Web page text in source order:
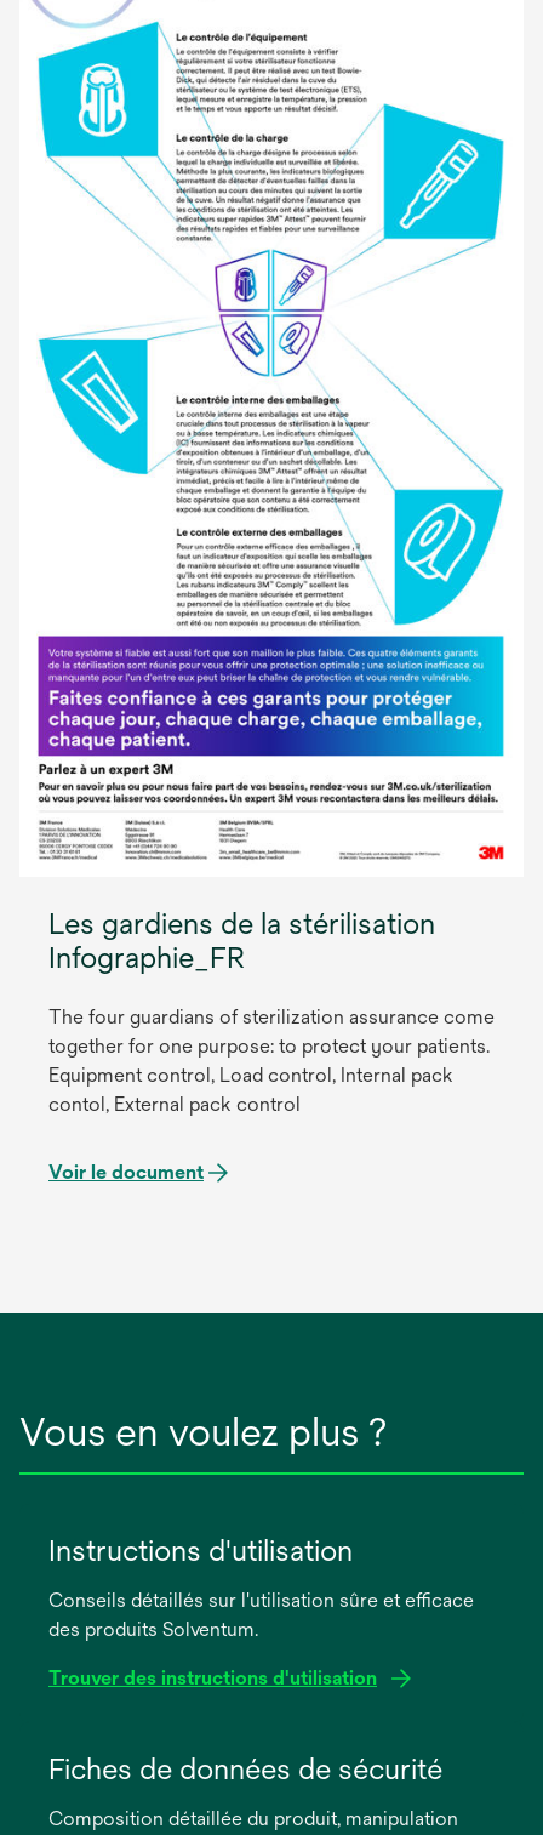
Les gardiens de la stérilisation
Infographie_FR
The four guardians of sterilization assurance come
together for one purpose: to protect your patients.
Equipment control, Load control, Internal pack
contol, External pack control
Voir le document
Vous en voulez plus ?
Instructions d'utilisation
Conseils détaillés sur l'utilisation sûre et efficace
des produits Solventum.
Trouver des instructions d'utilisation
dans
nouvel
Fiches de données de sécurité
Composition détaillée du produit, manipulation